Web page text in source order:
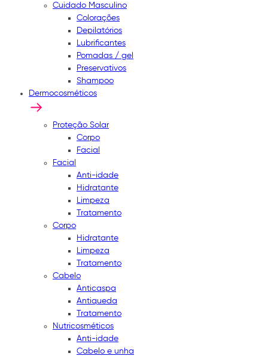
Cuidado Masculino
Colorações
Depilatórios
Lubrificantes
Pomadas / gel
Preservativos
Shampoo
Dermocosméticos
Proteção Solar
Corpo
Facial
Facial
Anti-idade
Hidratante
Limpeza
Tratamento
Corpo
Hidratante
Limpeza
Tratamento
Cabelo
Anticaspa
Antiqueda
Tratamento
Nutricosméticos
Anti-idade
Cabelo e unha